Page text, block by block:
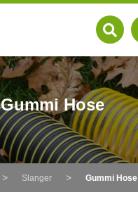
Gummi Hose
Slanger Gummi Hose